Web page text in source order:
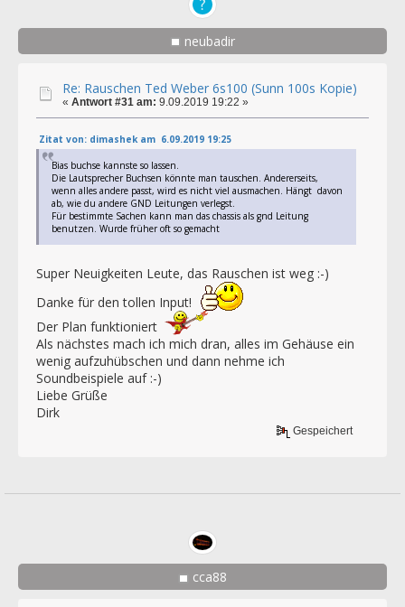
neubadir
Re: Rauschen Ted Weber 6s100 (Sunn 100s Kopie)
« Antwort #31 am: 9.09.2019 19:22 »
Zitat von: dimashek am 6.09.2019 19:25
Bias buchse kannste so lassen.
Die Lautsprecher Buchsen könnte man tauschen. Andererseits,
wenn alles andere passt, wird es nicht viel ausmachen. Hängt davon
ab, wie du andere GND Leitungen verlegst.
Für bestimmte Sachen kann man das chassis als gnd Leitung
benutzen. Wurde früher oft so gemacht
Super Neuigkeiten Leute, das Rauschen ist weg :-)
Danke für den tollen Input!
Der Plan funktioniert
Als nächstes mach ich mich dran, alles im Gehäuse ein
wenig aufzuhübschen und dann nehme ich
Soundbeispiele auf :-)
Liebe Grüße
Dirk
Gespeichert
cca88